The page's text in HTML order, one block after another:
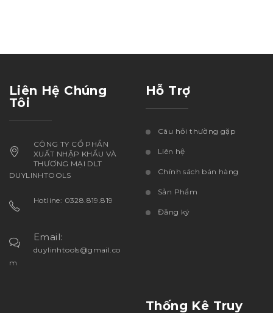
Liên Hệ Chúng
Tôi
CÔNG TY CỔ PHẦN
XUẤT NHẬP KHẨU VÀ
THƯƠNG MẠI DLT
DUYLINHTOOLS
Hotline: 0328.819.819
Email:
duylinhtools@gmail.co
m
Hỗ Trợ
Câu hỏi thường gặp
Liên hệ
Chính sách bán hàng
Sản Phẩm
Đăng ký
Thống Kê Truy